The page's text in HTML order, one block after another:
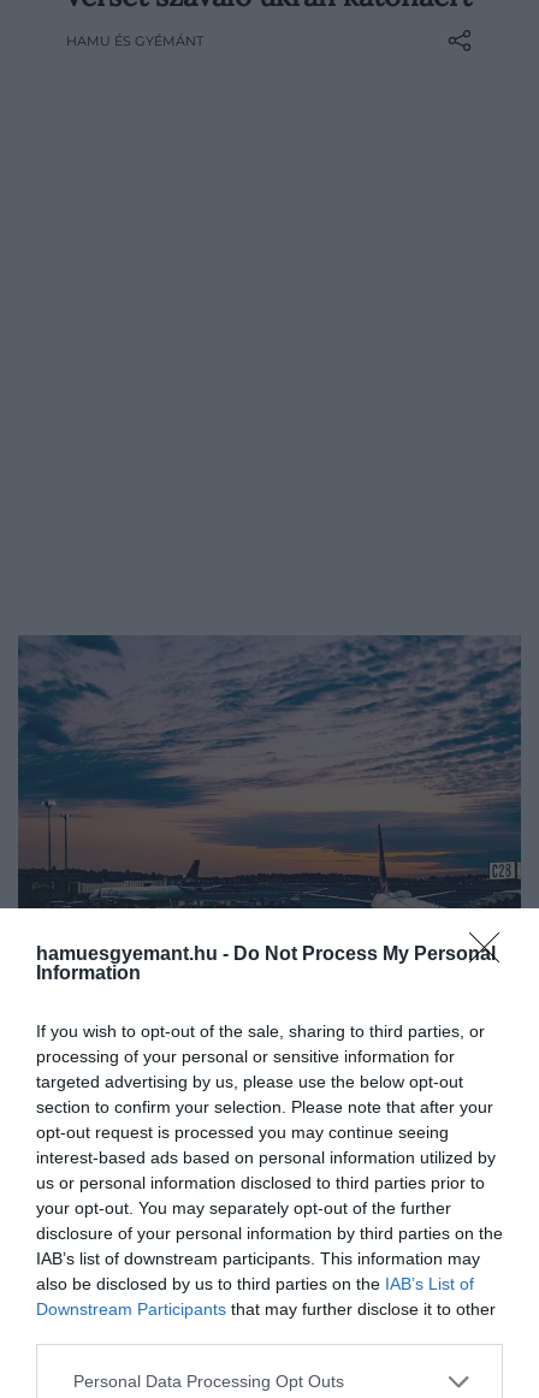
hamuesgyemant.hu - Do Not Process My Personal
Information
If you wish to opt-out of the sale, sharing to third parties, or
processing of your personal or sensitive information for
targeted advertising by us, please use the below opt-out
section to confirm your selection. Please note that after your
opt-out request is processed you may continue seeing
interest-based ads based on personal information utilized by
us or personal information disclosed to third parties prior to
your opt-out. You may separately opt-out of the further
disclosure of your personal information by third parties on the
IAB’s list of downstream participants. This information may
also be disclosed by us to third parties on the IAB’s List of
Downstream Participants that may further disclose it to other
Please note that this website/app uses one or more Google
Personal Data Processing Opt Outs
figyelmes, hogy egy férfi egy fárszi
HAMU ÉS GYÉMÁNT
A brit központú hoo nevű szállodafoglalási
platform legfrissebb turisztikai ágazati
elemzése szerint az ukrán-orosz
konfliktus 10,6 milliárd dolláros (3600
milliárd forint) turisztikai bevételkiesést
okozhat.
2024. JANUÁR 15. ● HAMU ÉS GYÉMÁNT
Tízmilliárd dolláros
veszteséget okozhat a
turizmusnak az…
HAMU ÉS GYÉMÁNT